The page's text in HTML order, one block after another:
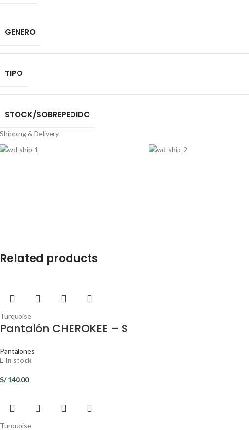
GENERO
TIPO
STOCK/SOBREPEDIDO
Shipping & Delivery
Related products
Turquoise
Pantalón CHEROKEE – S
Pantalones
In stock
S/140.00
Turquoise